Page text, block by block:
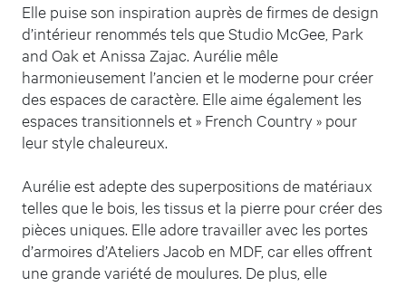
Elle puise son inspiration auprès de firmes de design
d’intérieur renommés tels que Studio McGee, Park
and Oak et Anissa Zajac. Aurélie mêle
harmonieusement l’ancien et le moderne pour créer
des espaces de caractère. Elle aime également les
espaces transitionnels et » French Country » pour
leur style chaleureux.
Aurélie est adepte des superpositions de matériaux
telles que le bois, les tissus et la pierre pour créer des
pièces uniques. Elle adore travailler avec les portes
d’armoires d’Ateliers Jacob en MDF, car elles offrent
une grande variété de moulures. De plus, elle